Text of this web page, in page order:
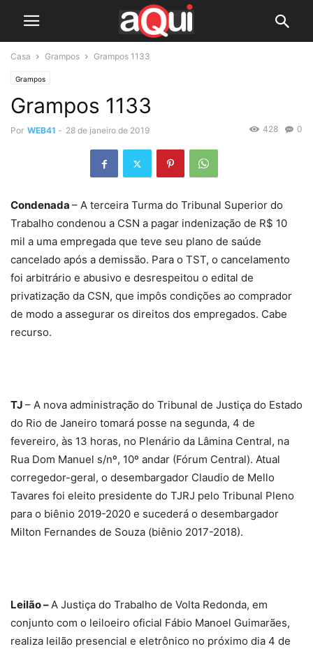
Casa Grampos Grampos 1133
Grampos
Grampos 1133
Por WEB41 - 28 de janeiro de 2019 0
428
Condenada – A terceira Turma do Tribunal Superior do
Trabalho condenou a CSN a pagar indenização de R$ 10
mil a uma empregada que teve seu plano de saúde
cancelado após a demissão. Para o TST, o cancelamento
foi arbitrário e abusivo e desrespeitou o edital de
privatização da CSN, que impôs condições ao comprador
de modo a assegurar os direitos dos empregados. Cabe
recurso.
TJ – A nova administração do Tribunal de Justiça do Estado
do Rio de Janeiro tomará posse na segunda, 4 de
fevereiro, às 13 horas, no Plenário da Lâmina Central, na
Rua Dom Manuel s/nº, 10º andar (Fórum Central). Atual
corregedor-geral, o desembargador Claudio de Mello
Tavares foi eleito presidente do TJRJ pelo Tribunal Pleno
para o biênio 2019-2020 e sucederá o desembargador
Milton Fernandes de Souza (biênio 2017-2018).
Leilão –A Justiça do Trabalho de Volta Redonda, em
conjunto com o leiloeiro oficial Fábio Manoel Guimarães,
realiza leilão presencial e eletrônico no próximo dia 4 de